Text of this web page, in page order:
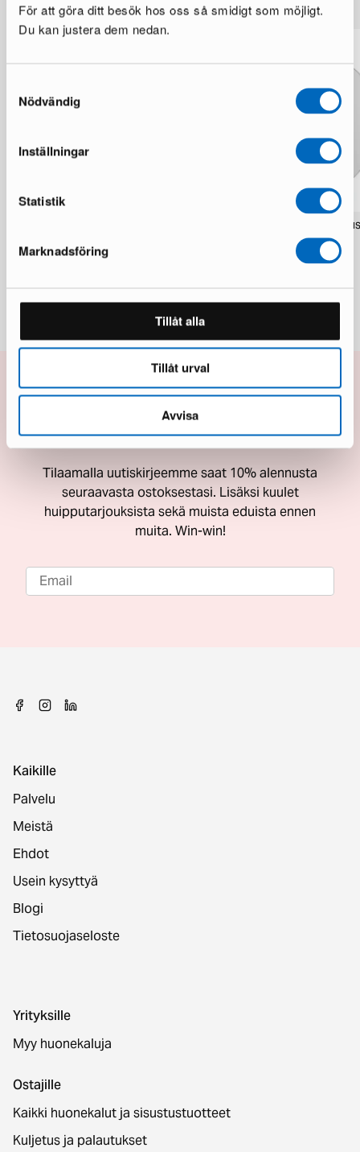
För att göra ditt besök hos oss så smidigt som möjligt.
Du kan justera dem nedan.
Nödvändig
Inställningar
Statistik
Marknadsföring
Tillåt alla
Tillåt urval
Avvisa
226 € 869 €
Rusan peili 70 x 70 cm
1 varastossa · Upouusi kunto
10% alennusta seuraavasta
ostoksestasi
Tilaamalla uutiskirjeemme saat 10% alennusta
seuraavasta ostoksestasi. Lisäksi kuulet
huipputarjouksista sekä muista eduista ennen
muita. Win-win!
Kaikille
Palvelu
Meistä
Ehdot
Usein kysyttyä
Blogi
Tietosuojaseloste
Yrityksille
Myy huonekaluja
Ostajille
Kaikki huonekalut ja sisustustuotteet
Kuljetus ja palautukset